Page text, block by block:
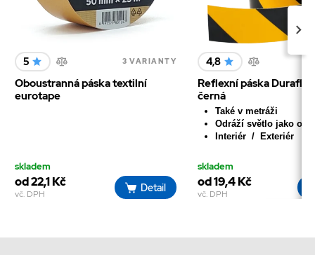
5 3 VARIANTY
Oboustranná páska textilní
eurotape
skladem
od 22,1 Kč
vč. DPH
Detail
4,8
Reflexní páska
černá
Také v metráži
Odráží světlo jako
Interiér / Exteriér
skladem
od 19,4 Kč
vč. DPH